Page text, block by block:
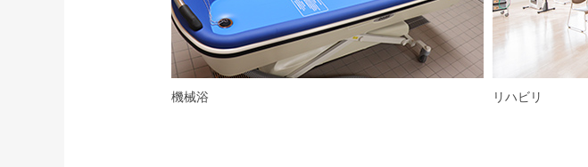
機械浴 リハビリ